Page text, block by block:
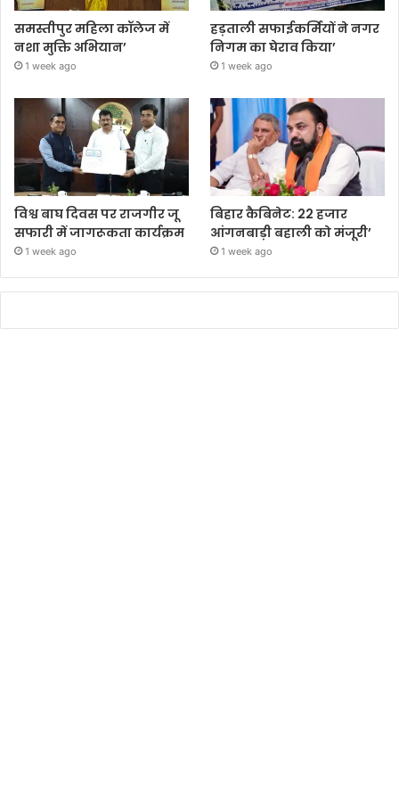
समस्तीपुर महिला कॉलेज में
नशा मुक्ति अभियान’
1 week ago
हड़ताली सफाईकर्मियों ने नगर
निगम का घेराव किया’
1 week ago
विश्व बाघ दिवस पर राजगीर जू
सफारी में जागरूकता कार्यक्रम
1 week ago
बिहार कैबिनेट: 22 हजार
आंगनबाड़ी बहाली को मंजूरी’
1 week ago